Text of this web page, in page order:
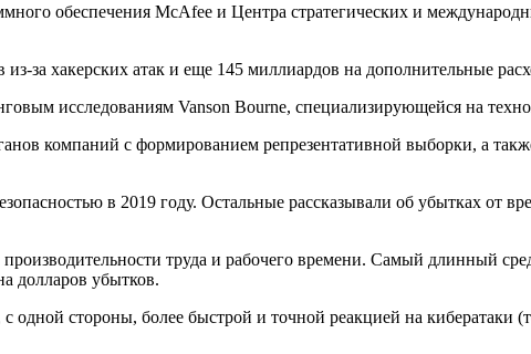
обеспечения McAfee и Центра стратегических и
за хакерских атак и еще 145 миллиардов на дополнительные
исследованиям Vanson Bourne, специализирующейся на
компаний с формированием репрезентативной выборки, а
в 2019 году. Остальные рассказывали об убытках от
труда и рабочего времени. Самый длинный
долларов убытков.
одной стороны, более быстрой и точной реакцией на кибератаки